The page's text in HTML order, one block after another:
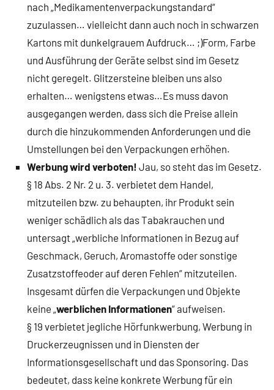
nach „Medikamentenverpackungstandard“
zuzulassen… vielleicht dann auch noch in schwarzen
Kartons mit dunkelgrauem Aufdruck… ;)Form, Farbe
und Ausführung der Geräte selbst sind im Gesetz
nicht geregelt. Glitzersteine bleiben uns also
erhalten… wenigstens etwas…Es muss davon
ausgegangen werden, dass sich die Preise allein
durch die hinzukommenden Anforderungen und die
Umstellungen bei den Verpackungen erhöhen.
Werbung wird verboten! Jau, so steht das im Gesetz.
§ 18 Abs. 2 Nr. 2 u. 3. verbietet dem Handel,
mitzuteilen bzw. zu behaupten, ihr Produkt sein
weniger schädlich als das Tabakrauchen und
untersagt „werbliche Informationen in Bezug auf
Geschmack, Geruch, Aromastoffe oder sonstige
Zusatzstoffeoder auf deren Fehlen“ mitzuteilen.
Insgesamt dürfen die Verpackungen und Objekte
keine „ werblichen Informationen“ aufweisen.
§ 19 verbietet jegliche Hörfunkwerbung, Werbung in
Druckerzeugnissen und in Diensten der
Informationsgesellschaft und das Sponsoring. Das
bedeutet, dass keine konkrete Werbung für ein